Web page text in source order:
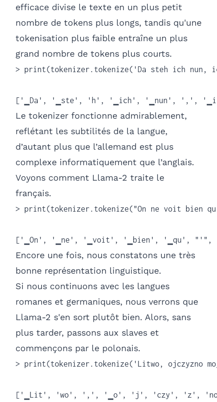
efficace divise le texte en un plus petit
nombre de tokens plus longs, tandis qu'une
tokenisation plus faible entraîne un plus
grand nombre de tokens plus courts.
> print(tokenizer.tokenize('Da steh ich nun,
['▁Da', '▁ste', 'h', '▁ich', '▁nun', ',',
Le tokenizer fonctionne admirablement,
reflétant les subtilités de la langue,
d’autant plus que l’allemand est plus
complexe informatiquement que l’anglais.
Voyons comment Llama-2 traite le
français.
> print(tokenizer.tokenize("On ne voit bien
['▁On', '▁ne', '▁voit', '▁bien', '▁qu',
Encore une fois, nous constatons une très
bonne représentation linguistique.
Si nous continuons avec les langues
romanes et germaniques, nous verrons que
Llama-2 s'en sort plutôt bien. Alors, sans
plus tarder, passons aux slaves et
commençons par le polonais.
> print(tokenizer.tokenize('Litwo, ojczyzno
['▁Lit', 'wo', ',', '▁o', 'j', 'czy', 'z',